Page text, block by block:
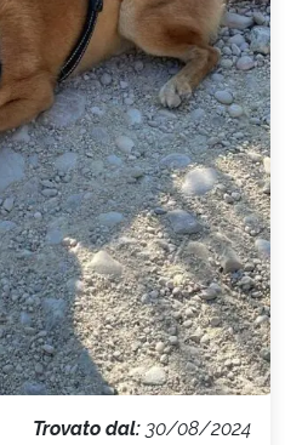
Trovato dal: 30/08/2024